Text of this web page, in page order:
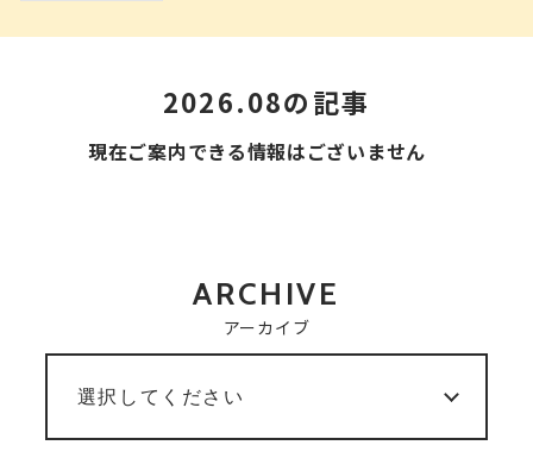
2026.08の記事
現在ご案内できる情報はございません
ARCHIVE
アーカイブ